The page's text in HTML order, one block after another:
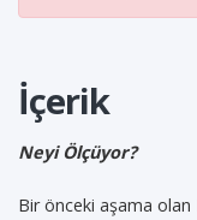
İçerik
Neyi Ölçüyor?
Bir önceki aşama